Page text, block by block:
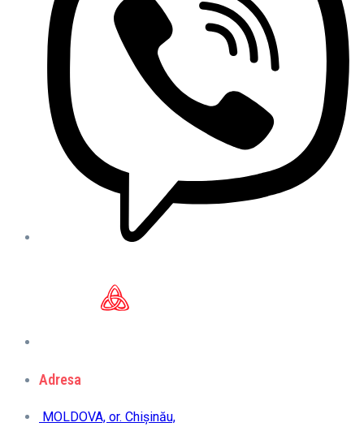
Adresa
MOLDOVA, or. Chișinău,